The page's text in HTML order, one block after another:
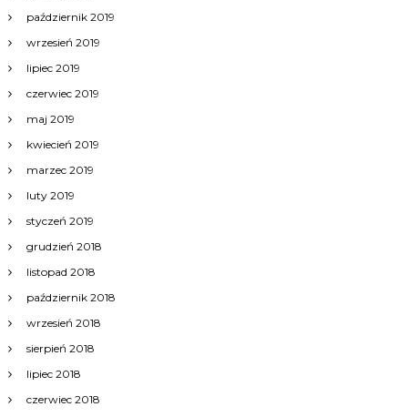
październik 2019
wrzesień 2019
lipiec 2019
czerwiec 2019
maj 2019
kwiecień 2019
marzec 2019
luty 2019
styczeń 2019
grudzień 2018
listopad 2018
październik 2018
wrzesień 2018
sierpień 2018
lipiec 2018
czerwiec 2018